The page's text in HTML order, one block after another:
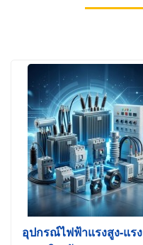
อุปกรณ์ไฟฟ้าแรงสูง-แร